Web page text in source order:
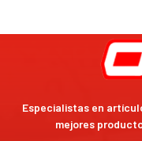
Especialistas en
mejores